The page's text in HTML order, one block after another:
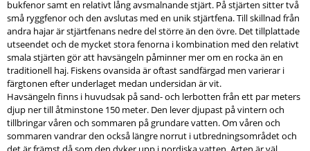
bukfenor samt en relativt lång avsmalnande stjärt. På stjärten sitter två
små ryggfenor och den avslutas med en unik stjärtfena. Till skillnad från
andra hajar är stjärtfenans nedre del större än den övre. Det tillplattade
utseendet och de mycket stora fenorna i kombination med den relativt
smala stjärten gör att havsängeln påminner mer om en rocka än en
traditionell haj. Fiskens ovansida är oftast sandfärgad men varierar i
färgtonen efter underlaget medan undersidan är vit.
Havsängeln finns i huvudsak på sand- och lerbotten från ett par meters
djup ner till åtminstone 150 meter. Den lever djupast på vintern och
tillbringar våren och sommaren på grundare vatten. Om våren och
sommaren vandrar den också längre norrut i utbredningsområdet och